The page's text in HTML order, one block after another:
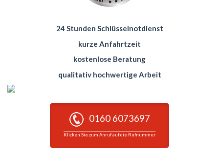
24 Stunden Schlüsselnotdienst
kurze Anfahrtzeit
kostenlose Beratung
qualitativ hochwertige Arbeit
0160 6073697
Klicken Sie zum Anruf auf die Rufnummer